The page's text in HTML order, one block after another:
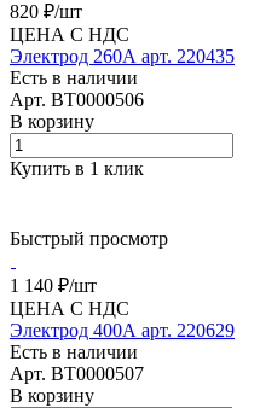
820 ₽/шт
ЦЕНА С НДС
Электрод 260А арт. 220435
Есть в наличии
Арт. BT0000506
В корзину
Купить в 1 клик
Быстрый просмотр
1 140 ₽/шт
ЦЕНА С НДС
Электрод 400А арт. 220629
Есть в наличии
Арт. BT0000507
В корзину